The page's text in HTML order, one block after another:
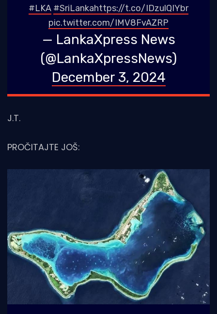
#LKA #SriLankahttps://t.co/IDzulQIYbr
pic.twitter.com/IMV8FvAZRP
— LankaXpress News
(@LankaXpressNews)
December 3, 2024
J.T.
PROČITAJTE JOŠ: